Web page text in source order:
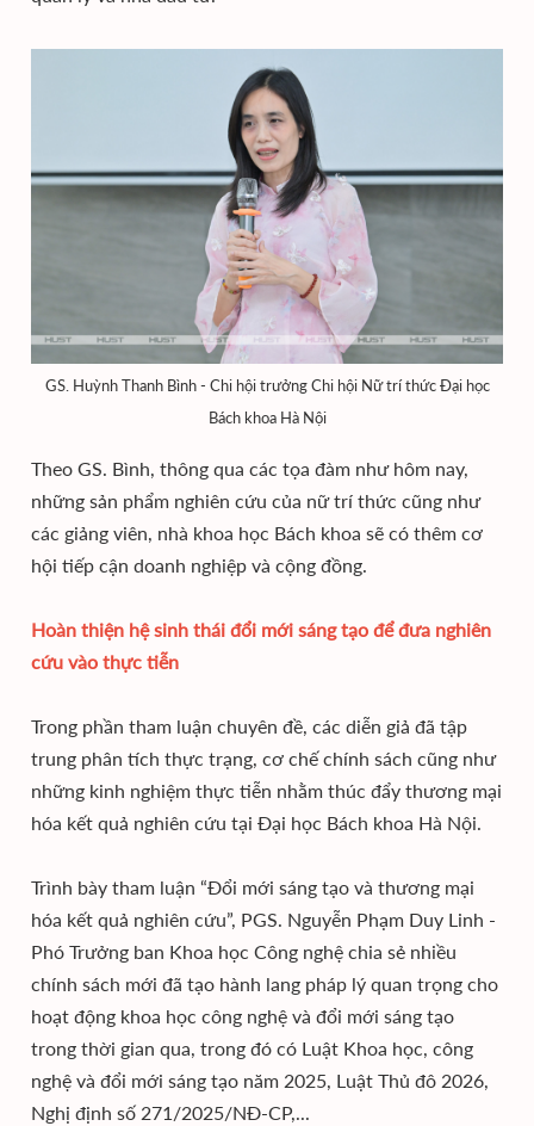
GS. Huỳnh Thanh Bình - Chi hội trưởng Chi hội Nữ trí thức Đại học
Bách khoa Hà Nội
Theo GS. Bình, thông qua các tọa đàm như hôm nay,
những sản phẩm nghiên cứu của nữ trí thức cũng như
các giảng viên, nhà khoa học Bách khoa sẽ có thêm cơ
hội tiếp cận doanh nghiệp và cộng đồng.
Hoàn thiện hệ sinh thái đổi mới sáng tạo để đưa nghiên
cứu vào thực tiễn
Trong phần tham luận chuyên đề, các diễn giả đã tập
trung phân tích thực trạng, cơ chế chính sách cũng như
những kinh nghiệm thực tiễn nhằm thúc đẩy thương mại
hóa kết quả nghiên cứu tại Đại học Bách khoa Hà Nội.
Trình bày tham luận “Đổi mới sáng tạo và thương mại
hóa kết quả nghiên cứu”, PGS. Nguyễn Phạm Duy Linh -
Phó Trưởng ban Khoa học Công nghệ chia sẻ nhiều
chính sách mới đã tạo hành lang pháp lý quan trọng cho
hoạt động khoa học công nghệ và đổi mới sáng tạo
trong thời gian qua, trong đó có Luật Khoa học, công
nghệ và đổi mới sáng tạo năm 2025, Luật Thủ đô 2026,
Nghị định số 271/2025/NĐ-CP,...